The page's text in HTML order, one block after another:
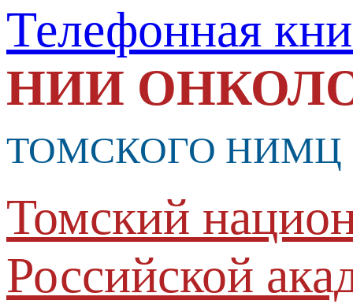
Телефонная
НИИ
ТОМСКОГО НИМЦ
Томский
Российской